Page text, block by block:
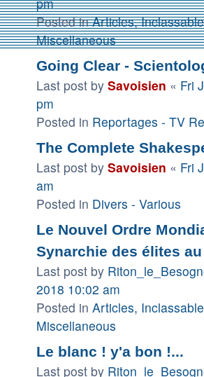
Posted inArticles,
Miscellaneous
Going Clear -
Last post by Savoisien « Fri
pm
Posted in Reportages - TV
The Complete
Last post by Savoisien « Fri
am
Posted in Divers - Various
Le Nouvel Ordre
Synarchie des élites
Last post by
2018 10:02 am
Posted in Articles,
Miscellaneous
Le blanc ! y'a bon !...
Last post by